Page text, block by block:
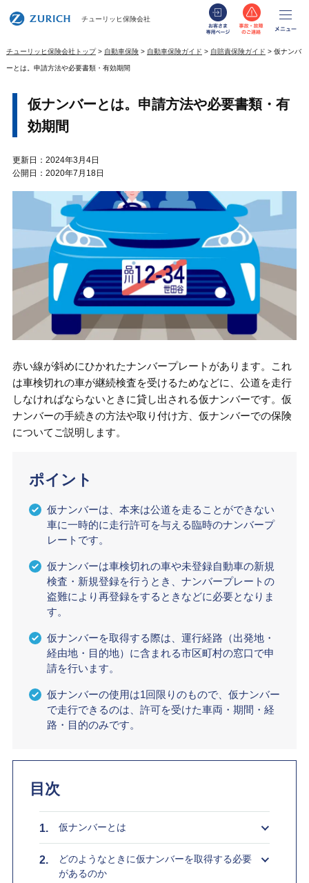
チューリッヒ保険会社
お客さま専用
事故・
チューリッヒ保険会社トップ 自動車保険 自動車保険ガイド 自賠責保険ガイド 仮ナンバ
ーとは。申請方法や必要書類・有効期間
仮ナンバーとは。申請方法や必要書類・有
効期間
更新日：2024年3月4日
公開日：2020年7月18日
赤い線が斜めにひかれたナンバープレートがあります。これ
は車検切れの車が継続検査を受けるためなどに、公道を走行
しなければならないときに貸し出される仮ナンバーです。仮
ナンバーの手続きの方法や取り付け方、仮ナンバーでの保険
についてご説明します。
ポイント
仮ナンバーは、本来は公道を走ることができない
車に一時的に走行許可を与える臨時のナンバープ
レートです。
仮ナンバーは車検切れの車や未登録自動車の新規
検査・新規登録を行うとき、ナンバープレートの
盗難により再登録をするときなどに必要となりま
す。
仮ナンバーを取得する際は、運行経路（出発地・
経由地・目的地）に含まれる市区町村の窓口で申
請を行います。
仮ナンバーの使用は1回限りのもので、仮ナンバー
で走行できるのは、許可を受けた車両・期間・経
路・目的のみです。
目次
仮ナンバーとは
どのようなときに仮ナンバーを取得する必要
があるのか